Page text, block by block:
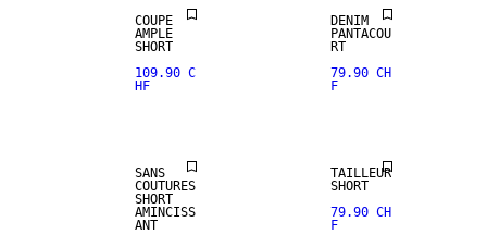
COUPE
AMPLE
SHORT
109.90 C
HF
DENIM
PANTACOU
RT
79.90 CH
F
SANS
COUTURES
SHORT
AMINCISS
ANT
TAILLEUR
SHORT
79.90 CH
F